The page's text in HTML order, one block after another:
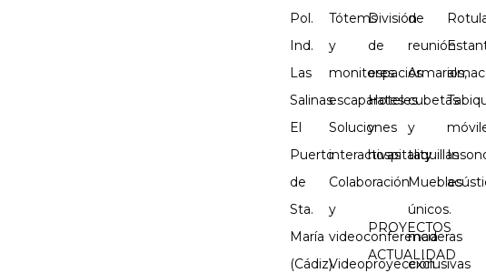
Pol.
Ind.
Las
Salinas
El
Puerto
de
Sta.
María
(Cádiz)
Tótems
y
monitores
escaparates
Soluciones
interactivas
Colaboración
y
videoconferencia
Videoproyección
División
de
espacios
Hoteles
y
hospitality
PROYECTOS
ACTUALIDAD
de
reunión
Armarios,
cubetas
y
taquillas
Muebles
únicos.
maderas
exclusivas